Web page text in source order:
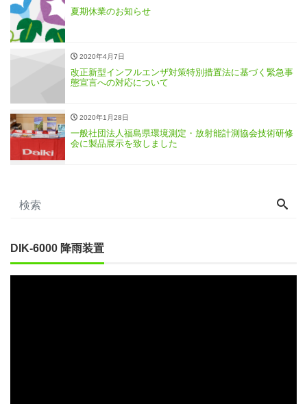
夏期休業のお知らせ
2020年4月7日
改正新型インフルエンザ対策特別措置法に基づく緊急事
態宣言への対応について
2020年1月28日
一般社団法人福島県環境測定・放射能計測協会技術研修
会に製品展示を致しました
DIK-6000 降雨装置